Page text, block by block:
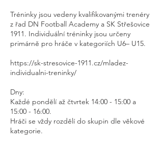
Tréninky jsou vedeny kvalifikovanými trenéry
z řad DN Football Academy a SK Střešovice
1911. Individuální tréninky jsou určeny
primárně pro hráče v kategoriích U6– U15.
https://sk-stresovice-1911.cz/mladez-
individualni-treninky/
Dny:
Každé pondělí až čtvrtek 14:00 - 15:00 a
15:00 - 16:00.
Hráči se vždy rozdělí do skupin dle věkové
kategorie.